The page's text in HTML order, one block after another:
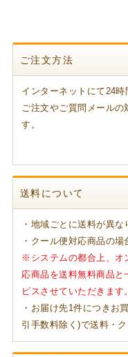
ご注文方法
インターネットにて24時
ご注文やご質問メール
す。
送料について
・地域ごとに送料が異
・クール便対応商品の場
※システムの都合上、オ
応商品を送料無料商品
ビスさせていただきます。
・お届け先1件につきお
引手数料除く)で送料・ク